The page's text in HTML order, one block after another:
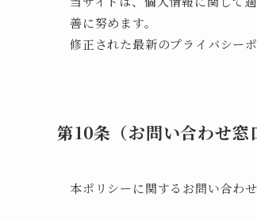
善に努めます。
修正された最新のプライバシー
第10条（お問い合わせ窓
本ポリシーに関するお問い合わ